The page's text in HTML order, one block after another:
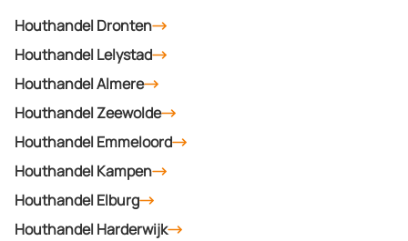
Houthandel Dronten
Houthandel Lelystad
Houthandel Almere
Houthandel Zeewolde
Houthandel Emmeloord
Houthandel Kampen
Houthandel Elburg
Houthandel Harderwijk